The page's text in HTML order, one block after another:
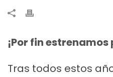
¡Por fin
Tras todos estos